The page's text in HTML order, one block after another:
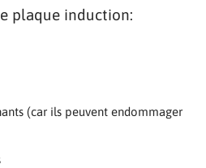
plaque induction:
(car ils peuvent endommager